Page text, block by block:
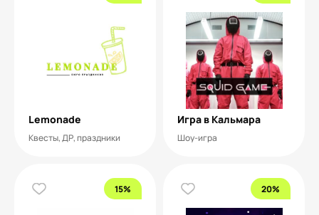
Lemonade
Квесты, ДР, праздники
Игра в Кальмара
Шоу-игра
15% 20%